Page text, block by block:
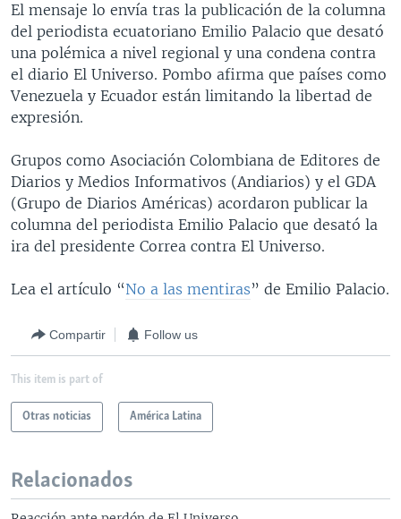
DEPORTIVO INTERNACIONAL
NOTA ECONÓMICA
ENTRETENIMIENTO
Idiomas
El mensaje lo envía tras la publicación de la columna
del periodista ecuatoriano Emilio Palacio que desató
una polémica a nivel regional y una condena contra
el diario El Universo. Pombo afirma que países como
Venezuela y Ecuador están limitando la libertad de
expresión.
Grupos como Asociación Colombiana de Editores de
Diarios y Medios Informativos (Andiarios) y el GDA
(Grupo de Diarios Américas) acordaron publicar la
columna del periodista Emilio Palacio que desató la
ira del presidente Correa contra El Universo.
Lea el artículo “No a las mentiras” de Emilio Palacio.
Compartir Follow us
This item is part of
Otras noticias América Latina
Relacionados